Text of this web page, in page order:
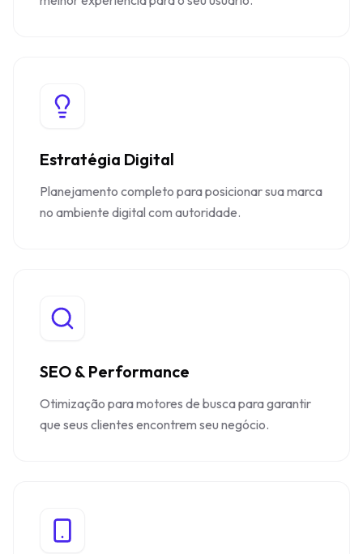
Estratégia Digital
Planejamento completo para posicionar sua marca
no ambiente digital com autoridade.
SEO & Performance
Otimização para motores de busca para garantir
que seus clientes encontrem seu negócio.